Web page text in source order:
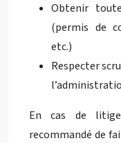
Obtenir
(permis de
etc.)
Respecter
En cas de
recommandé de